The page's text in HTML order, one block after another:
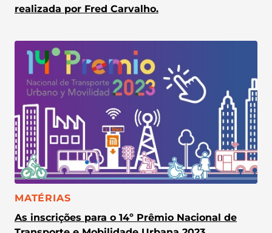
realizada por Fred Carvalho.
CATEGORIA:
MATÉRIAS
As inscrições para o 14º Prêmio Nacional de